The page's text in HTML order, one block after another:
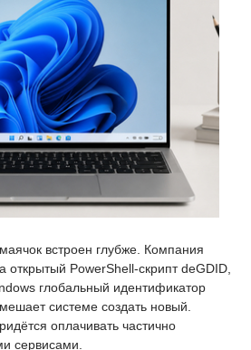
встроен глубже. Компания
открытый PowerShell-скрипт deGDID,
глобальный идентификатор
системе создать новый.
оплачивать частично
сервисами.